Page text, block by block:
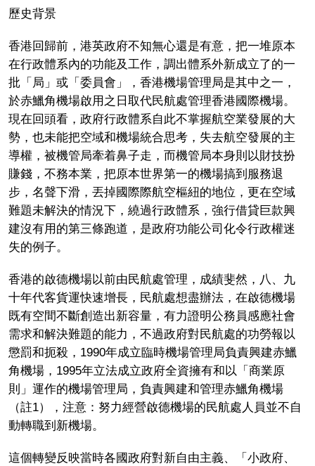
歷史背景
香港回歸前，港英政府不知無心還是有意，把一堆原本
在行政體系內的功能及工作，調出體系外新成立了的一
批「局」或「委員會」，香港機場管理局是其中之一，
於赤鱲角機場啟用之日取代民航處管理香港國際機場。
現在回頭看，政府行政體系自此不掌握航空業發展的大
勢，也未能把空域和機場統合思考，失去航空發展的主
導權，被機管局牽着鼻子走，而機管局本身則以財技扮
賺錢，不務本業，把原本世界第一的機場搞到服務退
步，名聲下滑，丟掉國際際航空樞紐的地位，更在空域
難題未解決的情況下，繞過行政體系，強行借貸巨款興
建沒有用的第三條跑道，是政府功能公司化令行政權迷
失的例子。
香港的啟德機場以前由民航處管理，成績斐然，八、九
十年代客貨運快速增長，民航處想盡辦法，在啟德機場
既有空間不斷創造出新容量，有力證明公務員感應社會
需求和解決難題的能力，不過政府對民航處的功勞報以
懲罰和扼殺，1990年成立臨時機場管理局負責興建赤鱲
角機場，1995年立法成立政府全資擁有和以「商業原
則」運作的機場管理局，負責興建和管理赤鱲角機場
（註1），注意：努力經營啟德機場的民航處人員並不自
動轉職到新機場。
這個轉變反映當時各國政府對新自由主義、「小政府、